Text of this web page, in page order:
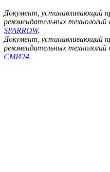
Документ, устанавливающий
рекомендательных
SPARROW.
Документ, устанавливающий
рекомендательных
СМИ24.